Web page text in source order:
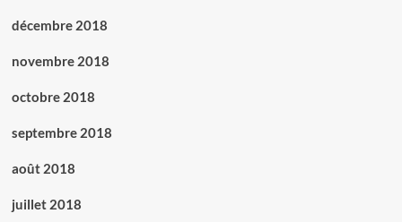
décembre 2018
novembre 2018
octobre 2018
septembre 2018
août 2018
juillet 2018